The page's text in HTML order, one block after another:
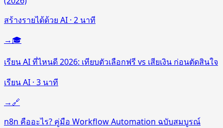
สร้างรายได้ด้วย AI · 2 นาที
→🎓
เรียน AI ที่ไหนดี 2026: เทียบตัวเลือกฟรี vs เสียเงิน ก่อนตัดสินใจ
เรียน AI · 3 นาที
→🔗
n8n คืออะไร? คู่มือ Workflow Automation ฉบับสมบูรณ์